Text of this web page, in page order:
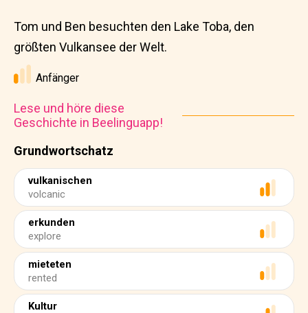
Grundwortschatz
vulkanischen
volcanic
erkunden
explore
mieteten
rented
Kultur
Tom und Ben besuchten den Lake Toba, den
größten Vulkansee der Welt.
Anfänger
Lese und höre diese
Geschichte in Beelinguapp!